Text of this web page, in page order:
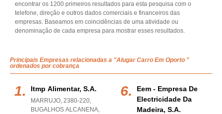
encontrar os 1200 primeiros resultados para esta pesquisa com o
telefone, direção e outros dados comerciais e financeiros das
empresas. Baseamos em coincidências de uma atividade ou
denominação de cada empresa para mostrar esses resultados.
Principais Empresas relacionadas a "Alugar Carro Em Oporto "
ordenados por cobrança
Itmp Alimentar, S.a.
MARRUJO, 2380-220,
BUGALHOS ALCANENA,
Eem - Empresa De
Electricidade Da
Madeira, S.a.